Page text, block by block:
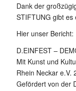
Dank der
STIFTUNG gibt
Hier unser Bericht:
D.EINFEST –
Mit Kunst und
Rhein Neckar e.V.
Gefördert von der